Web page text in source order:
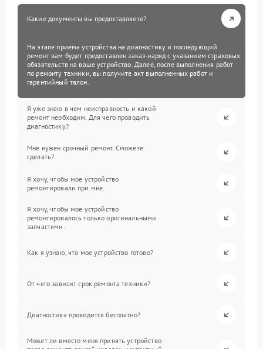
Какие документы вы предоставляете?
На этапе приема устройства на диагностику и последующий
ремонт вам будет предоставлен заказ-наряд с указанием страховых
обязательств на ваше устройство. Далее, после выполнения работ
по ремонту техники, вы получите акт выполненных работ и
гарантийный талон.
Я уже знаю в чем неисправность и какой
ремонт необходим. Для чего проводить
диагностику?
Мне нужен срочный ремонт. Сможете
сделать?
Я хочу, чтобы мое устройство
ремонтировали при мне.
Я хочу, чтобы мое устройство
ремонтировалось только оригинальными
запчастями.
Как я узнаю, что мое устройство готово?
От чего зависит срок ремонта техники?
Диагностика проводится бесплатно?
Может ли вместо меня принять устройство